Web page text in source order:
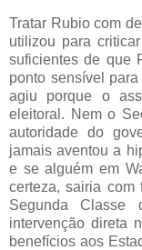
Tratar Rubio com
utilizou para
suficientes de que
ponto sensível
agiu porque o
eleitoral. Nem o
autoridade do
jamais aventou a
e se alguém em
certeza, sairia com
Segunda
intervenção direta
benefícios aos